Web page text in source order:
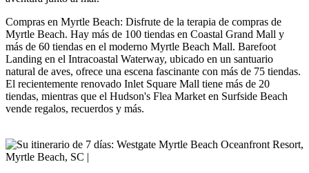
Compras en Myrtle Beach: Disfrute de la terapia de compras de
Myrtle Beach. Hay más de 100 tiendas en Coastal Grand Mall y
más de 60 tiendas en el moderno Myrtle Beach Mall. Barefoot
Landing en el Intracoastal Waterway, ubicado en un santuario
natural de aves, ofrece una escena fascinante con más de 75 tiendas.
El recientemente renovado Inlet Square Mall tiene más de 20
tiendas, mientras que el Hudson's Flea Market en Surfside Beach
vende regalos, recuerdos y más.